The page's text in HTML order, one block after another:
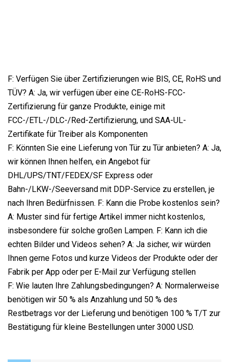
F: Verfügen Sie über Zertifizierungen wie BIS, CE, RoHS und
TÜV? A: Ja, wir verfügen über eine CE-RoHS-FCC-
Zertifizierung für ganze Produkte, einige mit
FCC-/ETL-/DLC-/Red-Zertifizierung, und SAA-UL-
Zertifikate für Treiber als Komponenten
F: Könnten Sie eine Lieferung von Tür zu Tür anbieten? A: Ja,
wir können Ihnen helfen, ein Angebot für
DHL/UPS/TNT/FEDEX/SF Express oder
Bahn-/LKW-/Seeversand mit DDP-Service zu erstellen, je
nach Ihren Bedürfnissen. F: Kann die Probe kostenlos sein?
A: Muster sind für fertige Artikel immer nicht kostenlos,
insbesondere für solche großen Lampen. F: Kann ich die
echten Bilder und Videos sehen? A: Ja sicher, wir würden
Ihnen gerne Fotos und kurze Videos der Produkte oder der
Fabrik per App oder per E-Mail zur Verfügung stellen
F: Wie lauten Ihre Zahlungsbedingungen? A: Normalerweise
benötigen wir 50 % als Anzahlung und 50 % des
Restbetrags vor der Lieferung und benötigen 100 % T/T zur
Bestätigung für kleine Bestellungen unter 3000 USD.